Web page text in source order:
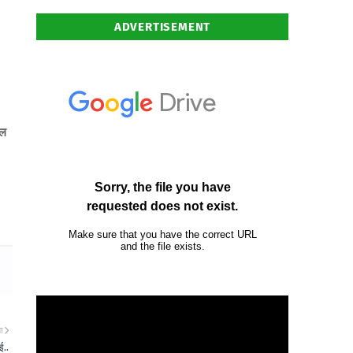
ADVERTISEMENT